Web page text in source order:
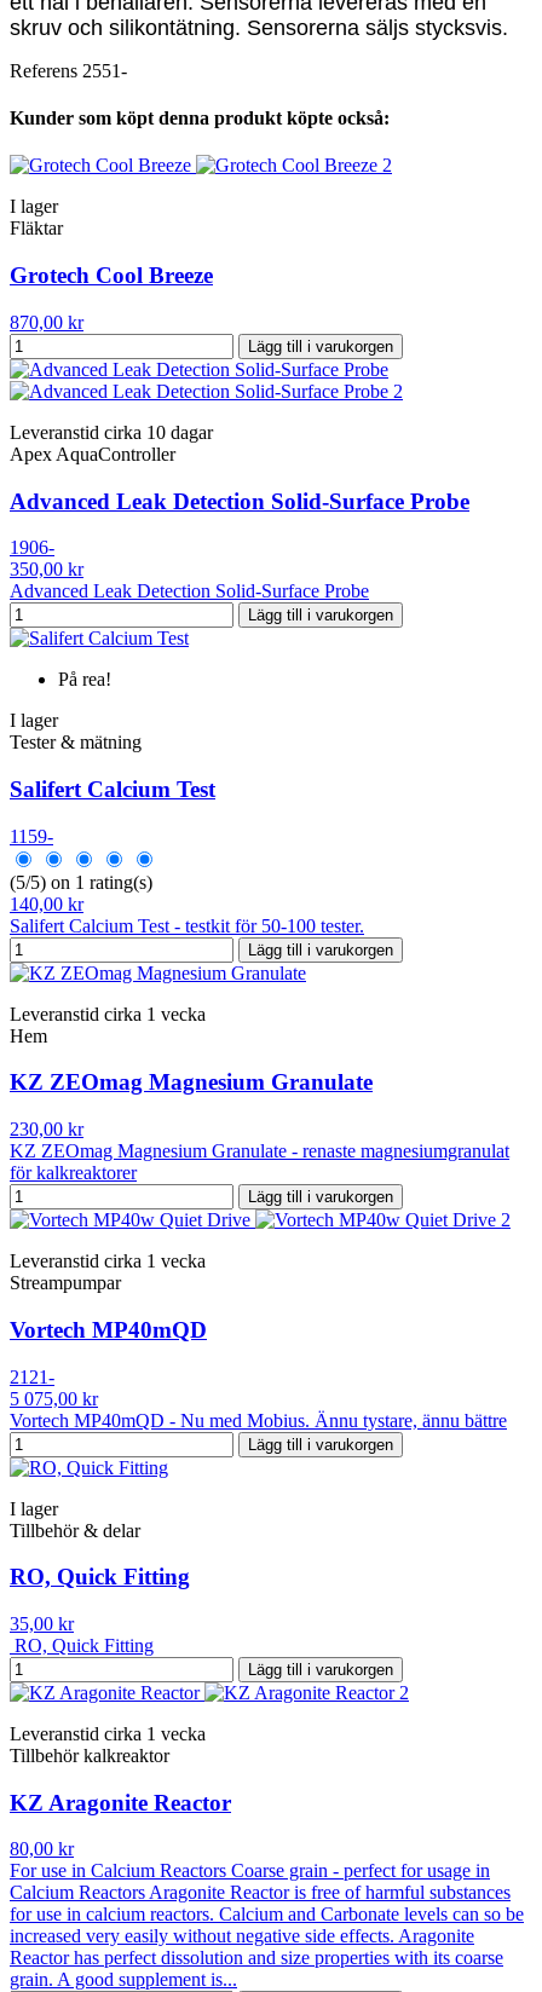
skruv och silikontätning. Sensorerna säljs stycksvis.
Referens 2551-
Kunder som köpt denna produkt köpte också:
I lager
Fläktar
Grotech Cool Breeze
870,00 kr
Lägg till i varukorgen
Leveranstid cirka 10 dagar
Apex AquaController
Advanced Leak Detection Solid‐Surface Probe
1906-
350,00 kr
Advanced Leak Detection Solid‐Surface Probe
Lägg till i varukorgen
På rea!
I lager
Tester & mätning
Salifert Calcium Test
1159-
(5/5) on 1 rating(s)
140,00 kr
Salifert Calcium Test - testkit för 50-100 tester.
Lägg till i varukorgen
Leveranstid cirka 1 vecka
Hem
KZ ZEOmag Magnesium Granulate
230,00 kr
KZ ZEOmag Magnesium Granulate - renaste magnesiumgranulat
för kalkreaktorer
Lägg till i varukorgen
Leveranstid cirka 1 vecka
Streampumpar
Vortech MP40mQD
2121-
5 075,00 kr
Vortech MP40mQD - Nu med Mobius. Ännu tystare, ännu bättre
Lägg till i varukorgen
I lager
Tillbehör & delar
RO, Quick Fitting
35,00 kr
RO, Quick Fitting
Lägg till i varukorgen
Leveranstid cirka 1 vecka
Tillbehör kalkreaktor
KZ Aragonite Reactor
80,00 kr
For use in Calcium Reactors Coarse grain - perfect for usage in
Calcium Reactors Aragonite Reactor is free of harmful substances
for use in calcium reactors. Calcium and Carbonate levels can so be
increased very easily without negative side effects. Aragonite
Reactor has perfect dissolution and size properties with its coarse
grain. A good supplement is...